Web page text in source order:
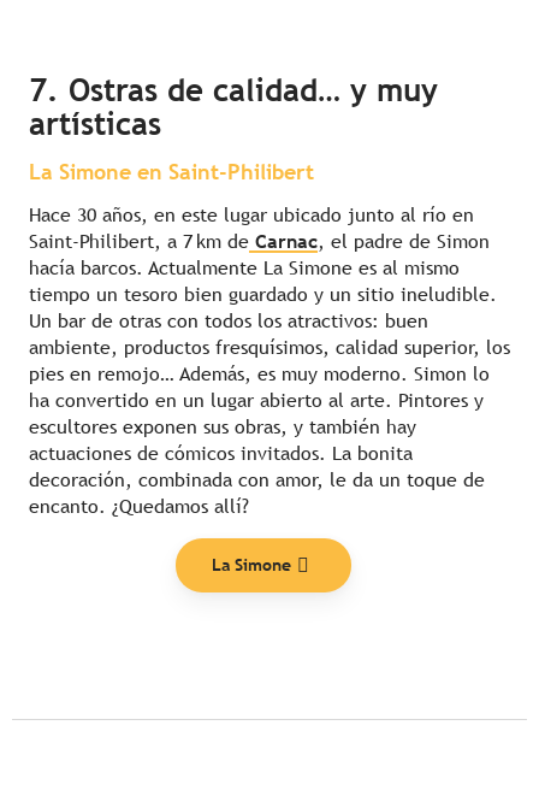
7. Ostras de calidad… y muy
artísticas
La Simone en Saint-Philibert
Hace 30 años, en este lugar ubicado junto al río en
Saint-Philibert, a 7 km de Carnac, el padre de Simon
hacía barcos. Actualmente La Simone es al mismo
tiempo un tesoro bien guardado y un sitio ineludible.
Un bar de otras con todos los atractivos: buen
ambiente, productos fresquísimos, calidad superior, los
pies en remojo… Además, es muy moderno. Simon lo
ha convertido en un lugar abierto al arte. Pintores y
escultores exponen sus obras, y también hay
actuaciones de cómicos invitados. La bonita
decoración, combinada con amor, le da un toque de
encanto. ¿Quedamos allí?
La Simone